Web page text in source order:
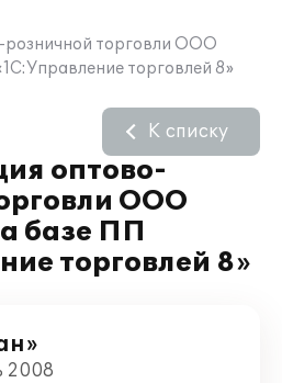
розничной торговли ООО
торговлей 8»
оптово-
ООО
базе ПП
торговлей 8»
К списку
2008